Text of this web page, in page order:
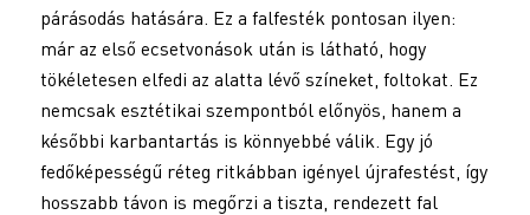
párásodás hatására. Ez a falfesték pontosan ilyen:
már az első ecsetvonások után is látható, hogy
tökéletesen elfedi az alatta lévő színeket, foltokat. Ez
nemcsak esztétikai szempontból előnyös, hanem a
későbbi karbantartás is könnyebbé válik. Egy jó
fedőképességű réteg ritkábban igényel újrafestést, így
hosszabb távon is megőrzi a tiszta, rendezett fal